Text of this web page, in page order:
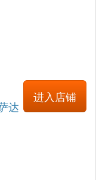
进入店铺
达